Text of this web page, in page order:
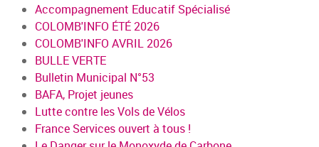
Accompagnement Educatif Spécialisé
COLOMB'INFO ÉTÉ 2026
COLOMB'INFO AVRIL 2026
BULLE VERTE
Bulletin Municipal N°53
BAFA, Projet jeunes
Lutte contre les Vols de Vélos
France Services ouvert à tous !